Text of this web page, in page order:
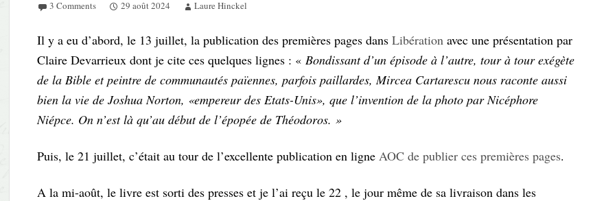
3 Comments 29 août 2024 Laure Hinckel
Il y a eu d’abord, le 13 juillet, la publication des premières pages dansLibération avec une présentation par
Claire Devarrieux dont je cite ces quelques lignes : «Bondissant d’un épisode à l’autre, tour à tour exégète
de la Bible et peintre de communautés païennes, parfois paillardes, Mircea Cartarescu nous raconte aussi
bien la vie de Joshua Norton, «empereur des Etats-Unis», que l’invention de la photo par Nicéphore
Niépce. On n’est là qu’au début de l’épopée de Théodoros. »
Puis, le 21 juillet, c’était au tour de l’excellente publication en ligneAOC de publier ces premières pages.
A la mi-août, le livre est sorti des presses et je l’ai reçu le 22 , le jour même de sa livraison dans les